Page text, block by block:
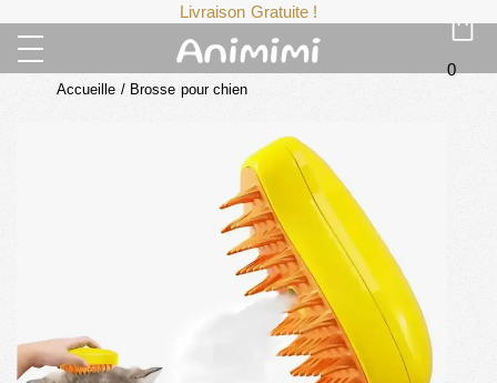
Livraison Gratuite !
0
Accueille / Brosse pour chien